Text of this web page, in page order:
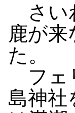
さい
鹿が
た。
フェ
島神社